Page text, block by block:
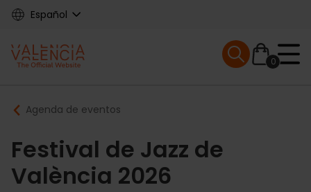
Skip
content
Español
Main
navigation
0
Mobile menu
Breadcrumb
Agenda de eventos
Festival de Jazz de
València 2026